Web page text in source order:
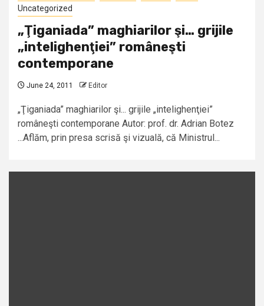
Uncategorized
„Ţiganiada” maghiarilor şi… grijile
„intelighenţiei” româneşti
contemporane
June 24, 2011 Editor
„Ţiganiada” maghiarilor şi... grijile „intelighenţiei”
româneşti contemporane Autor: prof. dr. Adrian Botez
...Aflăm, prin presa scrisă şi vizuală, că Ministrul...